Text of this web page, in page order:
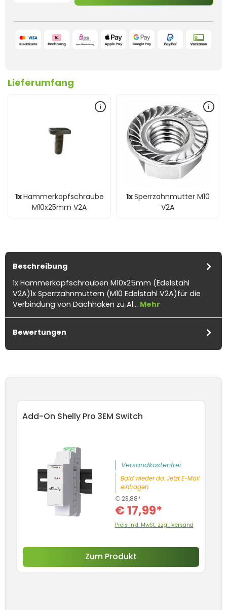
Lieferumfang
1xHammerkopfschraube
M10x25mm V2A
1xSperrzahnmutter M10
V2A
Beschreibung
1x Hammerkopfschrauben M10x25mm (Edelstahl
V2A)1x Sperrzahnmuttern (M10 Edelstahl V2A)für die
Verbindung von Dachhaken zu Al… Mehr
Bewertungen
Add-On Shelly Pro 3EM Switch
Versandkostenfrei
Bald wieder da. Jetzt E-Mail
eintragen.
€ 17,99*
€ 23,88*
Preis inkl. MwSt. zzgl. Versand
Zum Produkt